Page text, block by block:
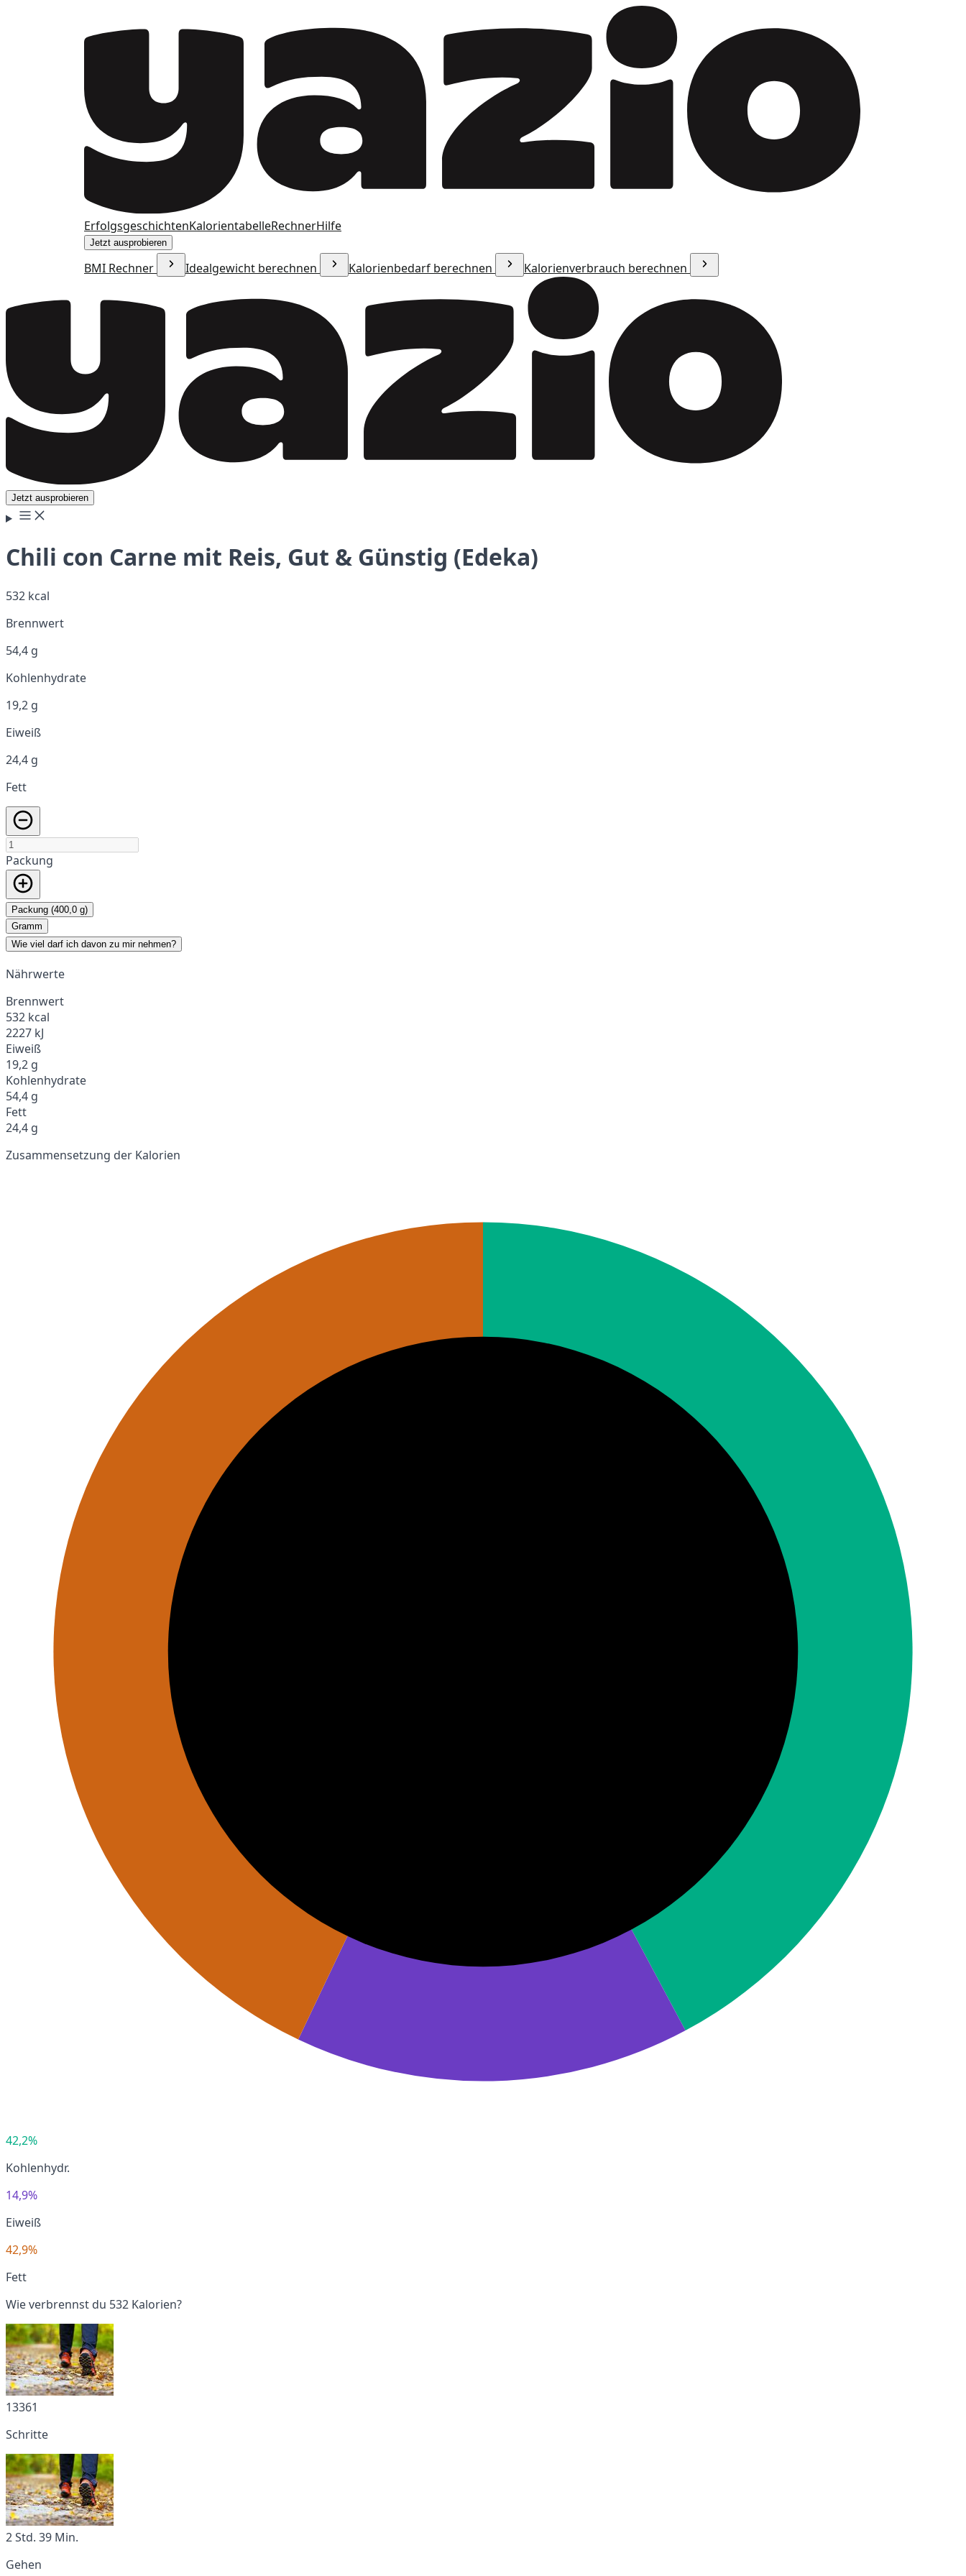
ErfolgsgeschichtenKalorientabelleRechnerHilfe
Jetzt ausprobieren
BMI Rechner Idealgewicht berechnen Kalorienbedarf berechnen Kalorienverbrauch berechnen
Jetzt ausprobieren
Chili con Carne mit Reis, Gut & Günstig (Edeka)
532 kcal
Brennwert
54,4 g
Kohlenhydrate
19,2 g
Eiweiß
24,4 g
Fett
Packung
Packung (400,0 g)
Gramm
Wie viel darf ich davon zu mir nehmen?
Nährwerte
Brennwert
532 kcal
2227 kJ
Eiweiß
19,2 g
Kohlenhydrate
54,4 g
Fett
24,4 g
Zusammensetzung der Kalorien
42,2%
Kohlenhydr.
14,9%
Eiweiß
42,9%
Fett
Wie verbrennst du 532 Kalorien?
13361
Schritte
2 Std. 39 Min.
Gehen